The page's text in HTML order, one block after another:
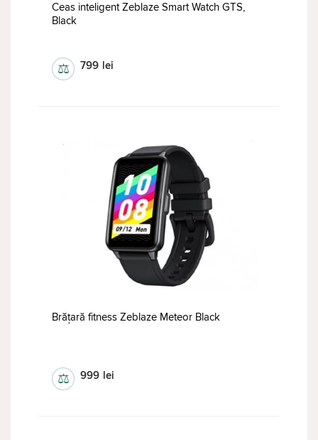
Ceas inteligent Zeblaze Smart Watch GTS,
Black
Ceas inteligent
799 lei
⚖
Brățară fitness Zeblaze Meteor Black
999 lei
⚖